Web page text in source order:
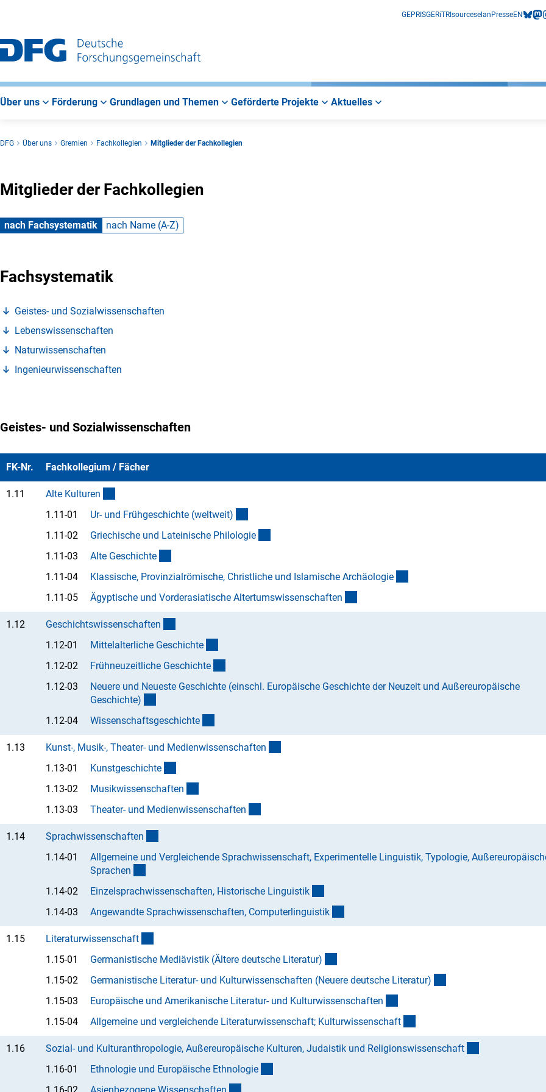
GEPRISGERiTRIsourceselan PresseEN
Über uns Förderung Grundlagen und Themen Geförderte Projekte Aktuelles
DFG Über uns Gremien Fachkollegien Mitglieder der Fachkollegien
Mitglieder der Fachkollegien
nach Fachsystematik nach Name (A-Z)
Fachsystematik
Geistes- und Sozialwissenschaften
Lebenswissenschaften
Naturwissenschaften
Ingenieurwissenschaften
Geistes- und Sozialwissenschaften
FK-Nr. Fachkollegium / Fächer
1.11 Alte Kulturen
1.11-01
Ur- und Frühgeschichte (weltweit)
1.11-02
Griechische und Lateinische Philologie
1.11-03
Alte Geschichte
1.11-04
Klassische, Provinzialrömische, Christliche und Islamische Archäologie
1.11-05
Ägyptische und Vorderasiatische Altertumswissenschaften
1.12 Geschichtswissenschaften
1.12-01
Mittelalterliche Geschichte
1.12-02
Frühneuzeitliche Geschichte
1.12-03
Neuere und Neueste Geschichte (einschl. Europäische Geschichte der Neuzeit und Außereuropäische
Geschichte)
1.12-04
Wissenschaftsgeschichte
1.13 Kunst-, Musik-, Theater- und Medienwissenschaften
1.13-01
Kunstgeschichte
1.13-02
Musikwissenschaften
1.13-03
Theater- und Medienwissenschaften
1.14 Sprachwissenschaften
1.14-01
Allgemeine und Vergleichende Sprachwissenschaft, Experimentelle Linguistik, Typologie,
Sprachen
1.14-02
Einzelsprachwissenschaften, Historische Linguistik
1.14-03
Angewandte Sprachwissenschaften, Computerlinguistik
1.15 Literaturwissenschaft
1.15-01
Germanistische Mediävistik (Ältere deutsche Literatur)
1.15-02
Germanistische Literatur- und Kulturwissenschaften (Neuere deutsche Literatur)
1.15-03
Europäische und Amerikanische Literatur- und Kulturwissenschaften
1.15-04
Allgemeine und vergleichende Literaturwissenschaft; Kulturwissenschaft
1.16 Sozial- und Kulturanthropologie, Außereuropäische Kulturen, Judaistik und Religionswissenschaft
1.16-01
Ethnologie und Europäische Ethnologie
1.16-02
Asienbezogene Wissenschaften